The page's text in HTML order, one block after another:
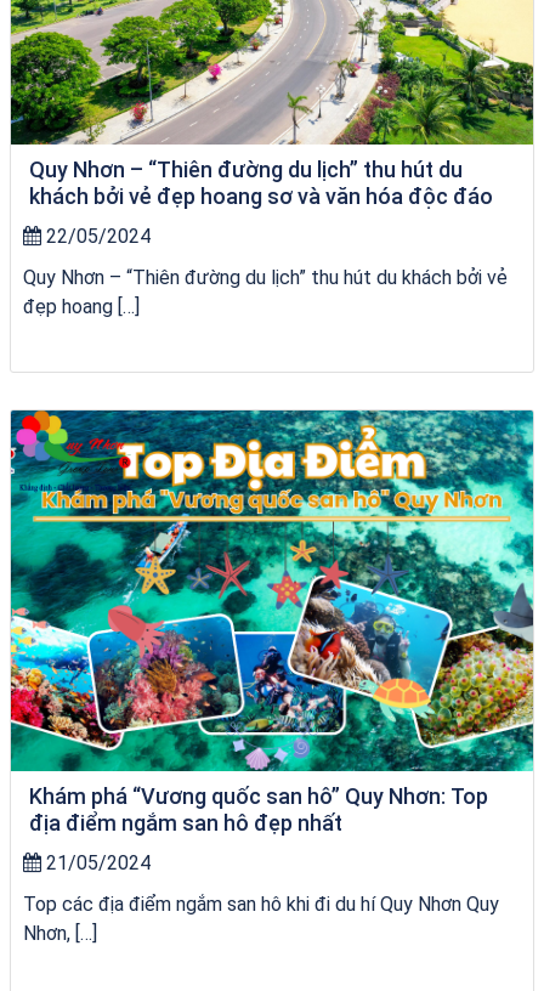
Quy Nhơn – “Thiên đường du lịch” thu hút du
khách bởi vẻ đẹp hoang sơ và văn hóa độc đáo
22/05/2024
Quy Nhơn – “Thiên đường du lịch” thu hút du khách bởi vẻ
đẹp hoang […]
Tour Lào Cai Quy Nhơn
Khám phá “Vương quốc san hô” Quy Nhơn: Top
địa điểm ngắm san hô đẹp nhất
21/05/2024
Top các địa điểm ngắm san hô khi đi du hí Quy Nhơn Quy
Nhơn, […]